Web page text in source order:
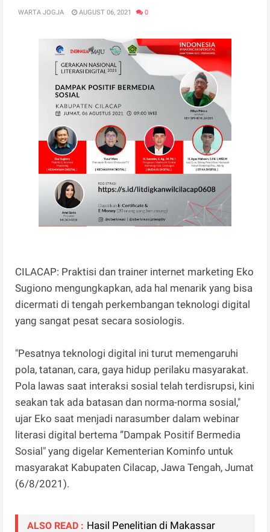
WARTA JOGJA AUGUST 06, 2021 0
CILACAP: Praktisi dan trainer internet marketing Eko
Sugiono mengungkapkan, ada hal menarik yang bisa
dicermati di tengah perkembangan teknologi digital
yang sangat pesat secara sosiologis.
"Pesatnya teknologi digital ini turut memengaruhi
pola, tatanan, cara, gaya hidup perilaku masyarakat.
Pola lawas saat interaksi sosial telah terdisrupsi, kini
seakan tak ada batasan dan norma-norma sosial,"
ujar Eko saat menjadi narasumber dalam webinar
literasi digital bertema ”Dampak Positif Bermedia
Sosial" yang digelar Kementerian Kominfo untuk
masyarakat Kabupaten Cilacap, Jawa Tengah, Jumat
(6/8/2021).
ALSO READ : Hasil Penelitian di Makassar